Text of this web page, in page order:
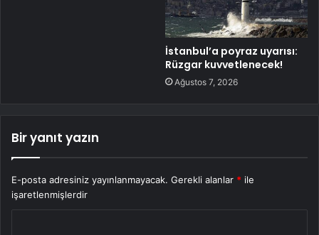
İstanbul’a poyraz uyarısı:
Rüzgar kuvvetlenecek!
Ağustos 7, 2026
Bir yanıt yazın
E-posta adresiniz yayınlanmayacak. Gerekli alanlar * ile
işaretlenmişlerdir